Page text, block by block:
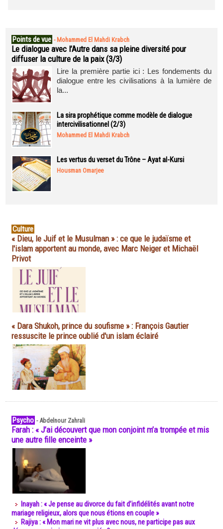
Points de vue - Mohammed El Mahdi Krabch
Le dialogue avec l’Autre dans sa pleine diversité pour
diffuser la culture de la paix (3/3)
Lire la première partie ici : Les fondements du
dialogue entre les civilisations à la lumière de
la...
La sira prophétique comme modèle de dialogue
intercivilisationnel (2/3)
Mohammed El Mahdi Krabch
Les vertus du verset du Trône – Ayat al-Kursi
Housman Omarjee
Culture
« Dieu, le Juif et le Musulman » : ce que le judaïsme et
l'islam apportent au monde, avec Marc Neiger et Michaël
Privot
« Dara Shukoh, prince du soufisme » : François Gautier
ressuscite le prince oublié d'un islam éclairé
Psycho -Abdelnour Zahrali
Farah : « J’ai découvert que mon conjoint m’a trompée et mis
une autre fille enceinte »
Inayah : « Je pense au divorce du fait d’infidélités avant notre
mariage religieux, alors que nous étions en couple »
Rajiya : « Mon mari ne vit plus avec nous, ne participe pas aux